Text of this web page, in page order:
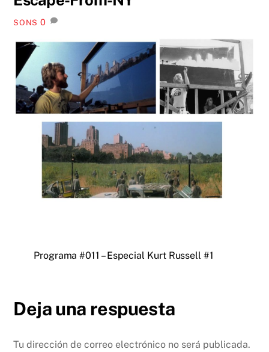
SONS 0
Programa #011 – Especial Kurt Russell #1
Deja una respuesta
Tu dirección de correo electrónico no será publicada.